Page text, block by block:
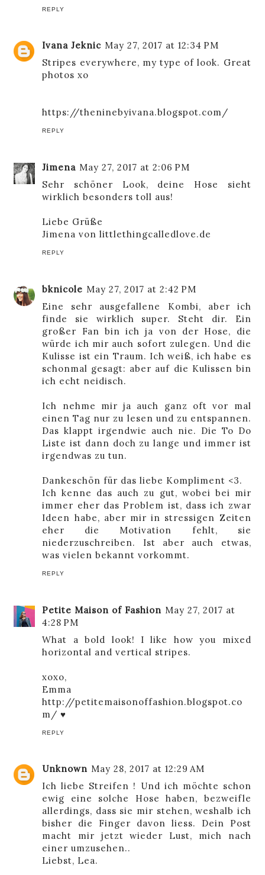
REPLY
Ivana Jeknic May 27, 2017 at 12:34 PM
Stripes everywhere, my type of look. Great
photos xo
https://theninebyivana.blogspot.com/
REPLY
Jimena May 27, 2017 at 2:06 PM
Sehr schöner Look, deine Hose sieht
wirklich besonders toll aus!
Liebe Grüße
Jimena vonlittlethingcalledlove.de
REPLY
bknicole May 27, 2017 at 2:42 PM
Eine sehr ausgefallene Kombi, aber ich
finde sie wirklich super. Steht dir. Ein
großer Fan bin ich ja von der Hose, die
würde ich mir auch sofort zulegen. Und die
Kulisse ist ein Traum. Ich weiß, ich habe es
schonmal gesagt: aber auf die Kulissen bin
ich echt neidisch.
Ich nehme mir ja auch ganz oft vor mal
einen Tag nur zu lesen und zu entspannen.
Das klappt irgendwie auch nie. Die To Do
Liste ist dann doch zu lange und immer ist
irgendwas zu tun.
Dankeschön für das liebe Kompliment <3.
Ich kenne das auch zu gut, wobei bei mir
immer eher das Problem ist, dass ich zwar
Ideen habe, aber mir in stressigen Zeiten
eher die Motivation fehlt, sie
niederzuschreiben. Ist aber auch etwas,
was vielen bekannt vorkommt.
REPLY
Petite Maison of Fashion May 27, 2017 at
4:28 PM
What a bold look! I like how you mixed
horizontal and vertical stripes.
xoxo,
Emma
http://petitemaisonoffashion.blogspot.co
m/ ♥
REPLY
Unknown May 28, 2017 at 12:29 AM
Ich liebe Streifen ! Und ich möchte schon
ewig eine solche Hose haben, bezweifle
allerdings, dass sie mir stehen, weshalb ich
bisher die Finger davon liess. Dein Post
macht mir jetzt wieder Lust, mich nach
einer umzusehen..
Liebst, Lea.